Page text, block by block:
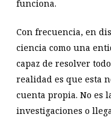
funciona.
Con frecuencia, en
ciencia como una
capaz de resolver
realidad es que esta
cuenta propia. No es
investigaciones o